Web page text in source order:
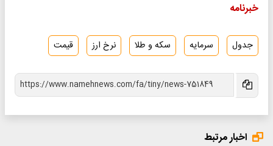
خبرنامه
جدول سرمایه سکه و طلا نرخ ارز قیمت
اخبار مرتبط